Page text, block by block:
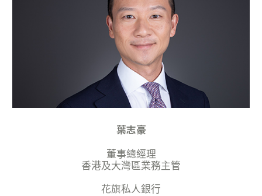
葉志豪
董事總經理
香港及大灣區業務主管
花旗私人銀行